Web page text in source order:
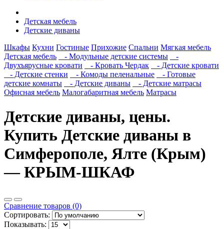
Детская мебель
Детские диваны
Шкафы Кухни Гостиные Прихожие Спальни Мягкая мебель
Детская мебель
- Модульные детские системы
-
Двухъярусные кровати
- Кровать Чердак
- Детские кровати
- Детские стенки
- Комоды пеленальные
- Готовые
детские комнаты
- Детские диваны
- Детские матрасы
Офисная мебель Малогабаритная мебель Матрасы
Детские диваны, цены.
Купить Детские диваны в
Симферополе, Ялте (Крым)
— КРЫМ-ШКАФ
Сравнение товаров (0)
Сортировать:
Показывать: